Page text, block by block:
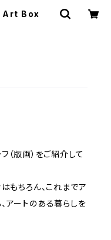
Art Box
（版画）をご紹介して
もちろん、これまでア
アートのある暮らしを